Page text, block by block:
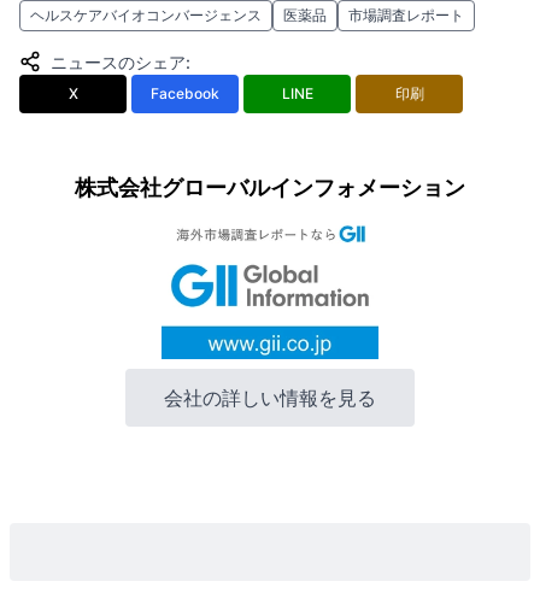
ヘルスケアバイオコンバージェンス 医薬品 市場調査レポート
ニュースのシェア:
X Facebook LINE 印刷
株式会社グローバルインフォメーション
会社の詳しい情報を見る